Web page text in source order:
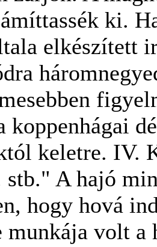
ki.
elkészített
koppenhágai
keletre. IV.
A hajó
hogy hová
munkája volt a